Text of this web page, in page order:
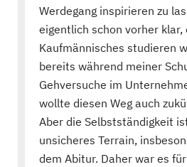
Werdegang inspirieren zu
eigentlich schon vorher klar,
Kaufmännisches studieren
bereits während meiner
Gehversuche im
wollte diesen Weg auch
Aber die Selbstständigkeit
unsicheres Terrain,
dem Abitur. Daher war es